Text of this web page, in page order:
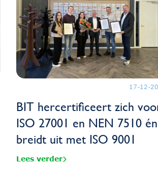
17-12-
BIT hercertificeert zich
ISO 27001 en NEN 7510 én
breidt uit met ISO 9001
Lees verder